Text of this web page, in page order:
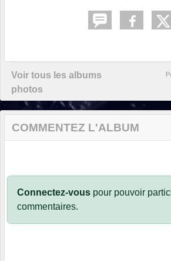
Voir tous les albums
photos
COMMENTEZ L'ALBUM
Connectez-vous pour pouvoir
commentaires.